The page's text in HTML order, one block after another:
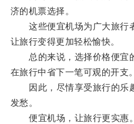
济的机票选择。
这些便宜机场为广大旅行者
让旅行变得更加轻松愉快。
总的来说，选择价格便宜
在旅行中省下一笔可观的开支。
因此，尽情享受旅行的乐
发愁。
便宜机场，让旅行更实惠。